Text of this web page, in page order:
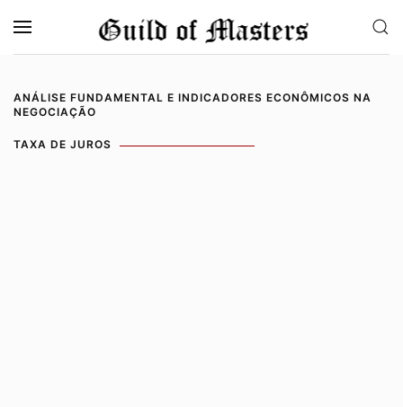
Saltar para o conteúdo principal
ANÁLISE FUNDAMENTAL E INDICADORES ECONÔMICOS NA
NEGOCIAÇÃO
TAXA DE JUROS